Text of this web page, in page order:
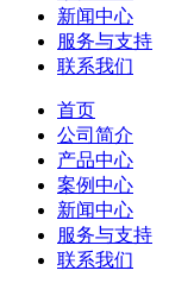
新闻中心
服务与支持
联系我们
首页
公司简介
产品中心
案例中心
新闻中心
服务与支持
联系我们